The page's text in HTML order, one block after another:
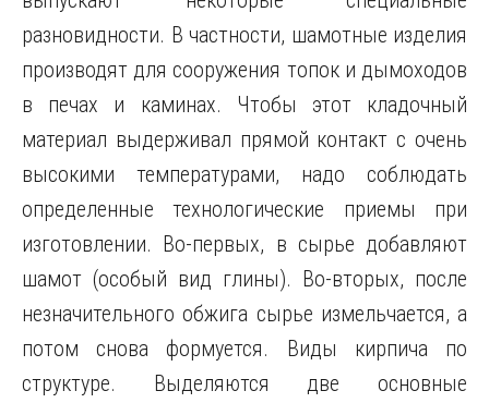
разновидности. В частности, шамотные изделия
производят для сооружения топок и дымоходов
в печах и каминах. Чтобы этот кладочный
материал выдерживал прямой контакт с очень
высокими температурами, надо соблюдать
определенные технологические приемы при
изготовлении. Во-первых, в сырье добавляют
шамот (особый вид глины). Во-вторых, после
незначительного обжига сырье измельчается, а
потом снова формуется. Виды кирпича по
структуре. Выделяются две основные